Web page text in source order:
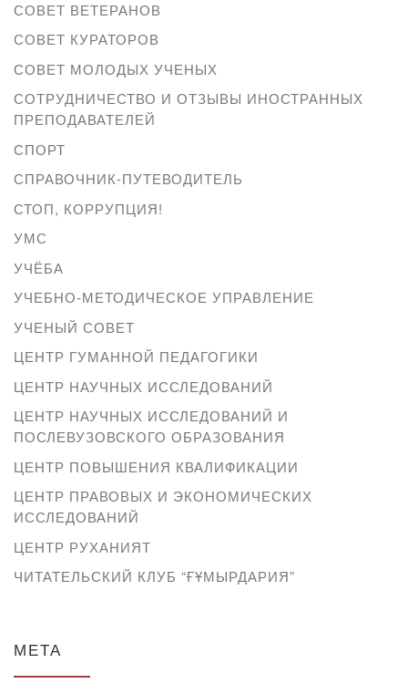
СОВЕТ ВЕТЕРАНОВ
СОВЕТ КУРАТОРОВ
СОВЕТ МОЛОДЫХ УЧЕНЫХ
СОТРУДНИЧЕСТВО И ОТЗЫВЫ ИНОСТРАННЫХ
ПРЕПОДАВАТЕЛЕЙ
СПОРТ
СПРАВОЧНИК-ПУТЕВОДИТЕЛЬ
СТОП, КОРРУПЦИЯ!
УМС
УЧЁБА
УЧЕБНО-МЕТОДИЧЕСКОЕ УПРАВЛЕНИЕ
УЧЕНЫЙ СОВЕТ
ЦЕНТР ГУМАННОЙ ПЕДАГОГИКИ
ЦЕНТР НАУЧНЫХ ИССЛЕДОВАНИЙ
ЦЕНТР НАУЧНЫХ ИССЛЕДОВАНИЙ И
ПОСЛЕВУЗОВСКОГО ОБРАЗОВАНИЯ
ЦЕНТР ПОВЫШЕНИЯ КВАЛИФИКАЦИИ
ЦЕНТР ПРАВОВЫХ И ЭКОНОМИЧЕСКИХ
ИССЛЕДОВАНИЙ
ЦЕНТР РУХАНИЯТ
ЧИТАТЕЛЬСКИЙ КЛУБ “ҒҰМЫРДАРИЯ”
МЕТА